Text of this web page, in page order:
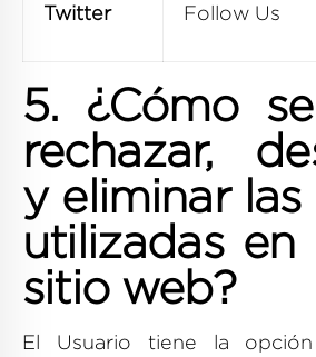
Twitter Follow Us
5. ¿Cómo
rechazar,
y eliminar las
utilizadas en
sitio web?
El Usuario tiene la